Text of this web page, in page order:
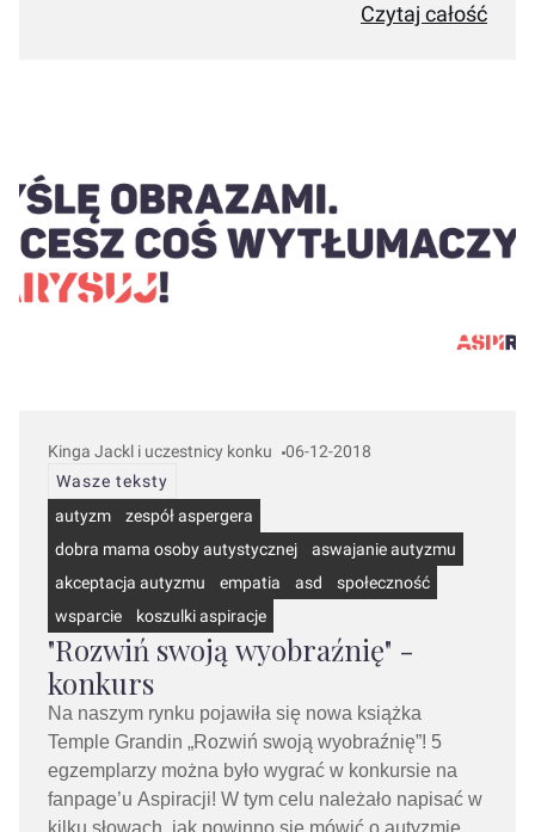
Czytaj całość
Kinga Jackl i uczestnicy konku
06-12-2018
Wasze teksty
autyzm
zespół aspergera
dobra mama osoby autystycznej
aswajanie autyzmu
akceptacja autyzmu
empatia asd
społeczność
wsparcie
koszulki aspiracje
"Rozwiń swoją wyobraźnię" -
konkurs
Na naszym rynku pojawiła się nowa książka
Temple Grandin „Rozwiń swoją wyobraźnię”! 5
egzemplarzy można było wygrać w konkursie na
fanpage’u Aspiracji! W tym celu należało napisać w